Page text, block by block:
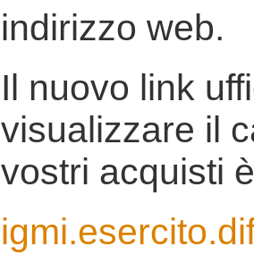
indirizzo web.
Il nuovo link
visualizzare il
vostri acquisti